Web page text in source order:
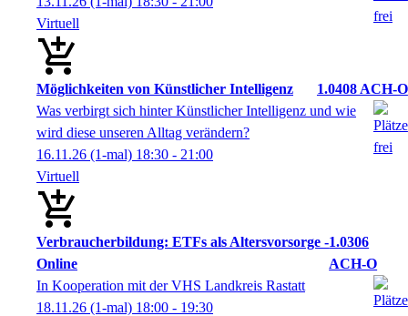
Virtuell
Möglichkeiten von Künstlicher Intelligenz
1.0408 ACH-O
Was verbirgt sich hinter Künstlicher Intelligenz und wie
wird diese unseren Alltag verändern?
16.11.26 (1-mal) 18:30 - 21:00
Virtuell
Verbraucherbildung: ETFs als Altersvorsorge -
Online
1.0306
ACH-O
In Kooperation mit der VHS Landkreis Rastatt
18.11.26 (1-mal) 18:00 - 19:30